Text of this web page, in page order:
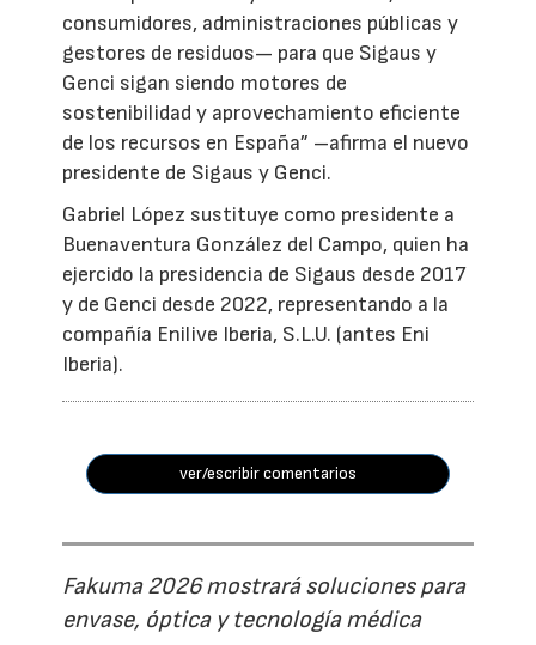
consumidores, administraciones públicas y
gestores de residuos— para que Sigaus y
Genci sigan siendo motores de
sostenibilidad y aprovechamiento eficiente
de los recursos en España” –afirma el nuevo
presidente de Sigaus y Genci.
Gabriel López sustituye como presidente a
Buenaventura González del Campo, quien ha
ejercido la presidencia de Sigaus desde 2017
y de Genci desde 2022, representando a la
compañía Enilive Iberia, S.L.U. (antes Eni
Iberia).
ver/escribir comentarios
Fakuma 2026 mostrará soluciones para
envase, óptica y tecnología médica